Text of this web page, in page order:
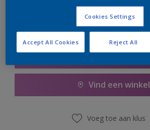
Vind een winkel
Voeg toe aan klus
Cookies Settings
Reject All
Accept All Cookies